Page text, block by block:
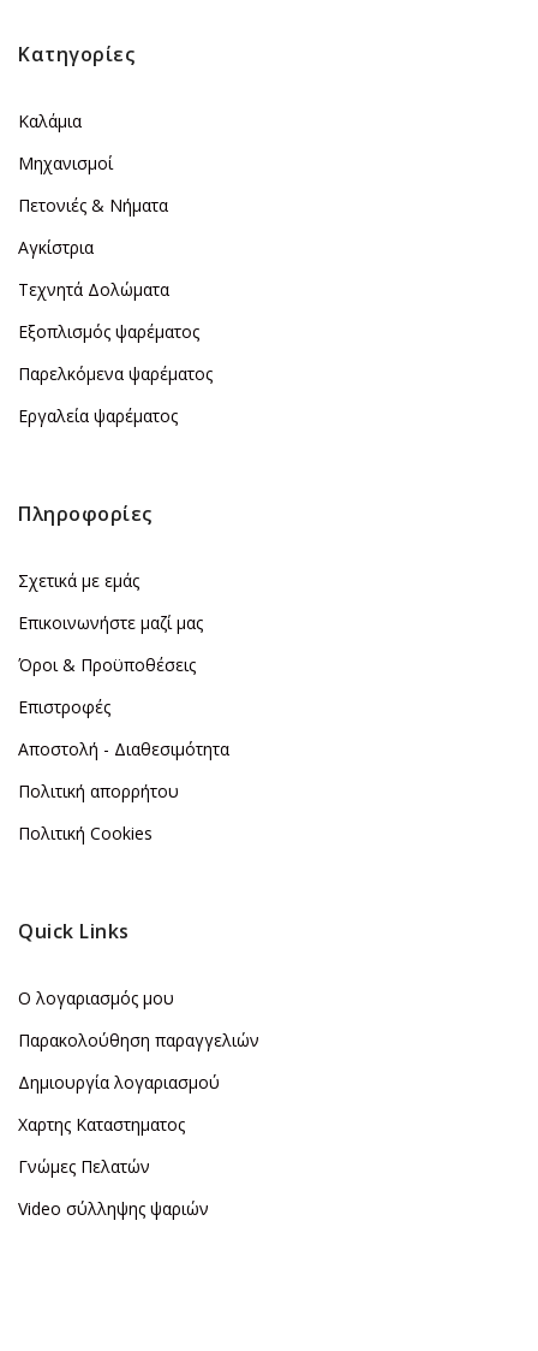
Κατηγορίες
Καλάμια
Μηχανισμοί
Πετονιές & Νήματα
Αγκίστρια
Τεχνητά Δολώματα
Εξοπλισμός ψαρέματος
Παρελκόμενα ψαρέματος
Εργαλεία ψαρέματος
Πληροφορίες
Σχετικά με εμάς
Επικοινωνήστε μαζί μας
Όροι & Προϋποθέσεις
Επιστροφές
Αποστολή - Διαθεσιμότητα
Πολιτική απορρήτου
Πολιτική Cookies
Quick Links
Ο λογαριασμός μου
Παρακολούθηση παραγγελιών
Δημιουργία λογαριασμού
Χαρτης Καταστηματος
Γνώμες Πελατών
Video σύλληψης ψαριών